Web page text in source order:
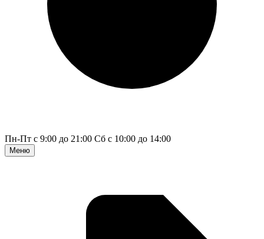
Пн-Пт с 9:00 до 21:00 Сб с 10:00 до 14:00
Меню